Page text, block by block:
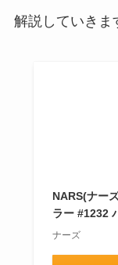
解説していきま
NARS(ナー
ラー #1232
ナーズ